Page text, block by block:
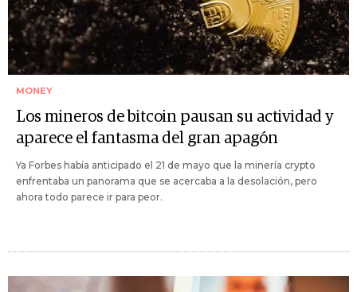
MONEY
Los mineros de bitcoin pausan su actividad y
aparece el fantasma del gran apagón
Ya Forbes había anticipado el 21 de mayo que la minería crypto
enfrentaba un panorama que se acercaba a la desolación, pero
ahora todo parece ir para peor.